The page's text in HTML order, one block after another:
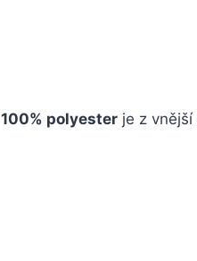
100% polyesterje z vnější